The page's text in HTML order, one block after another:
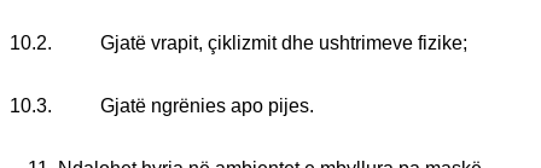
10.2. Gjatë vrapit, çiklizmit dhe ushtrimeve fizike;
10.3. Gjatë ngrënies apo pijes.